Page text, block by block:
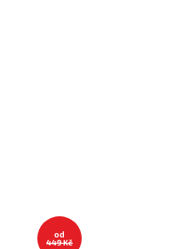
od
449 Kč